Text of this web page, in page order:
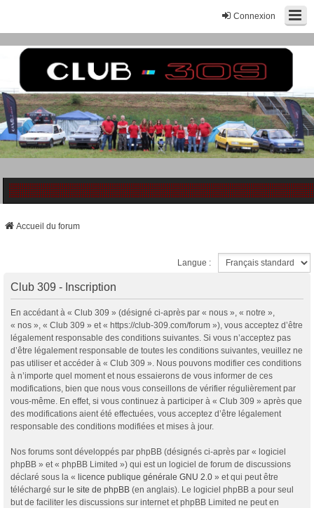
Connexion
Accueil du forum
Langue :
Club 309 - Inscription
En accédant à « Club 309 » (désigné ci-après par « nous », « notre »,
« nos », « Club 309 » et « https://club-309.com/forum »), vous acceptez d’être
légalement responsable des conditions suivantes. Si vous n’acceptez pas
d’être légalement responsable de toutes les conditions suivantes, veuillez ne
pas utiliser et accéder à « Club 309 ». Nous pouvons modifier ces conditions
à n’importe quel moment et nous essaierons de vous informer de ces
modifications, bien que nous vous conseillons de vérifier régulièrement par
vous-même. En effet, si vous continuez à participer à « Club 309 » après que
des modifications aient été effectuées, vous acceptez d’être légalement
responsable des conditions modifiées et mises à jour.
Nos forums sont développés par phpBB (désignés ci-après par « logiciel
phpBB » et « phpBB Limited ») qui est un logiciel de forum de discussions
déclaré sous la « licence publique générale GNU 2.0 » et qui peut être
téléchargé sur le site de phpBB (en anglais). Le logiciel phpBB a pour seul
but de faciliter les discussions sur internet et phpBB Limited ne peut en